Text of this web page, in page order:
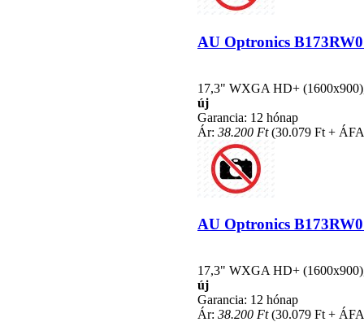
AU Optronics
17,3" WXGA HD+
új
Garancia: 12 hónap
Ár: 38.200 Ft(30.079 Ft +
AU Optronics
17,3" WXGA HD+
új
Garancia: 12 hónap
Ár: 38.200 Ft(30.079 Ft +